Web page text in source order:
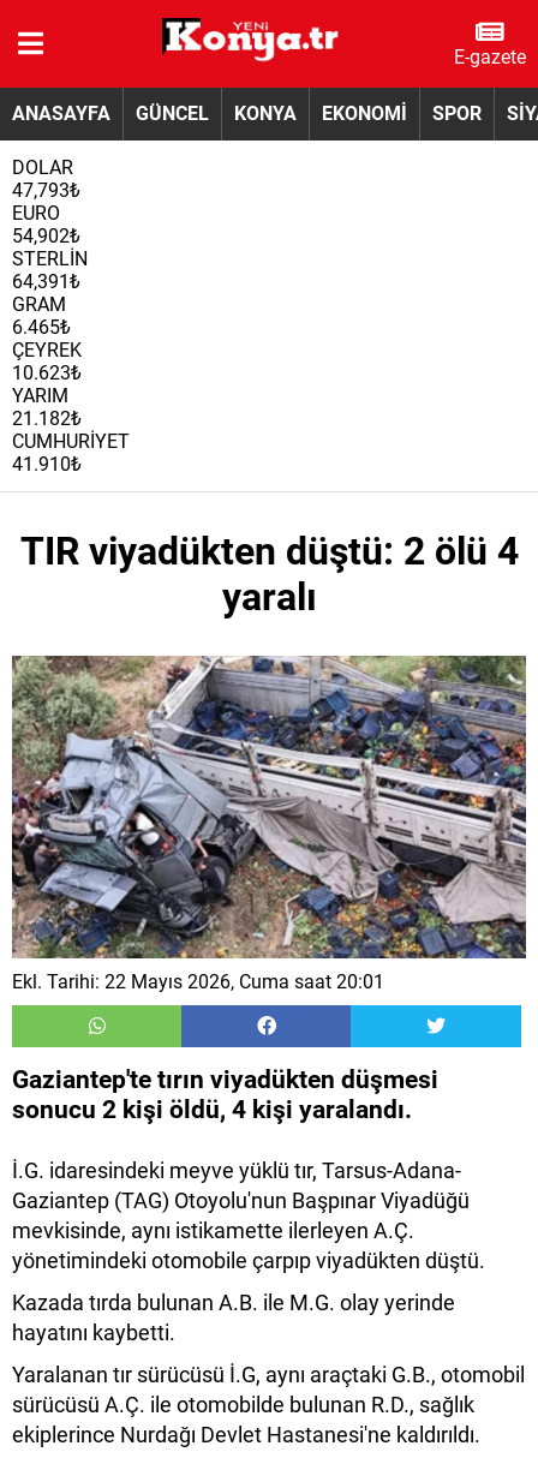
E-gazete
ANASAYFA GÜNCEL KONYA EKONOMİ SPOR
DOLAR
47,793₺
EURO
54,902₺
STERLİN
64,391₺
GRAM
6.465₺
ÇEYREK
10.623₺
YARIM
21.182₺
CUMHURİYET
41.910₺
TIR viyadükten düştü: 2 ölü 4
yaralı
Ekl. Tarihi: 22 Mayıs 2026, Cuma saat 20:01
Gaziantep'te tırın viyadükten düşmesi
sonucu 2 kişi öldü, 4 kişi yaralandı.
İ.G. idaresindeki meyve yüklü tır, Tarsus-Adana-
Gaziantep (TAG) Otoyolu'nun Başpınar Viyadüğü
mevkisinde, aynı istikamette ilerleyen A.Ç.
yönetimindeki otomobile çarpıp viyadükten düştü.
Kazada tırda bulunan A.B. ile M.G. olay yerinde
hayatını kaybetti.
Yaralanan tır sürücüsü İ.G, aynı araçtaki G.B., otomobil
sürücüsü A.Ç. ile otomobilde bulunan R.D., sağlık
ekiplerince Nurdağı Devlet Hastanesi'ne kaldırıldı.